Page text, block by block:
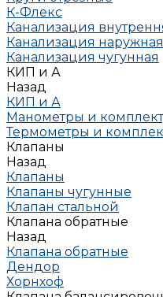
К-Флекс
Канализация
Канализация
Канализация чугунная
КИП и А
Назад
КИП и А
Манометры и
Термометры и
Клапаны
Назад
Клапаны
Клапаны чугунные
Клапан стальной
Клапана обратные
Назад
Клапана обратные
Дендор
Хорнхоф